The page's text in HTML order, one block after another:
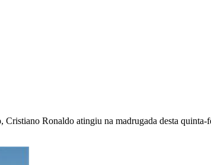
Ronaldo atingiu na madrugada desta quinta-